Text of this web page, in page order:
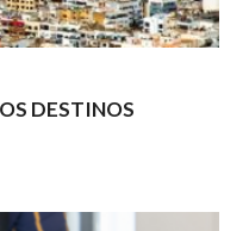
DESTINOS